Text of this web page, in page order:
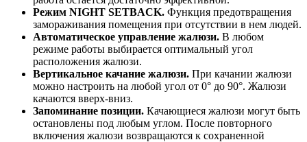
Режим NIGHT SETBACK. Функция предотвращения
замораживания помещения при отсутствии в нем людей.
Автоматическое управление жалюзи. В любом
режиме работы выбирается оптимальный угол
расположения жалюзи.
Вертикальное качание жалюзи. При качании жалюзи
можно настроить на любой угол от 0° до 90°. Жалюзи
качаются вверх-вниз.
Запоминание позиции. Качающиеся жалюзи могут быть
остановлены под любым углом. После повторного
включения жалюзи возвращаются к сохраненной